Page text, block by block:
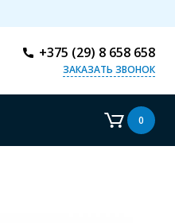
+375 (29) 8 658 658
ЗАКАЗАТЬ ЗВОНОК
0